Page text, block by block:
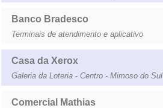
Banco Bradesco
Terminais de atendimento e aplicativo
Casa da Xerox
Galeria da Loteria - Centro - Mimoso do Sul
Comercial Mathias